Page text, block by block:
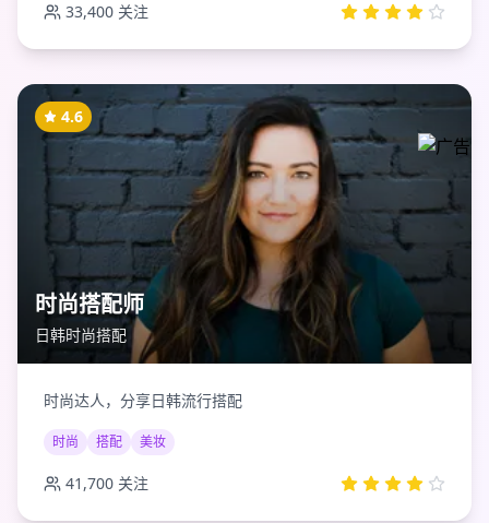
33,400 关注
4.6
时尚搭配师
日韩时尚搭配
时尚达人，分享日韩流行搭配
时尚 搭配 美妆
41,700 关注